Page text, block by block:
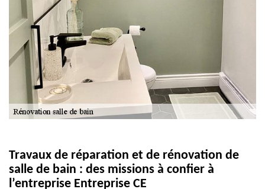
Travaux de réparation et de rénovation de
salle de bain : des missions à confier à
l’entreprise Entreprise CE